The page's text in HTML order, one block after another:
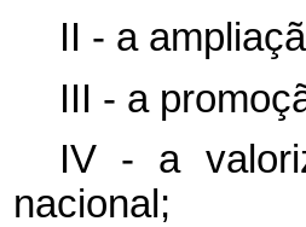
II - a
III - a
IV - a
nacional;